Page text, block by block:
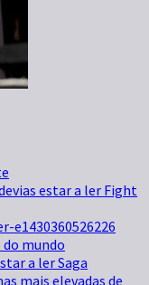
estar a ler Fight
mundo
a ler Saga
mais elevadas de